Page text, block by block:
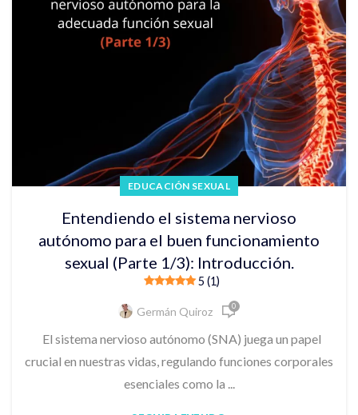
EDUCACIÓN SEXUAL
Entendiendo el sistema nervioso
autónomo para el buen funcionamiento
sexual (Parte 1/3): Introducción.
5 (1)
Germán Quiroz 0
El sistema nervioso autónomo (SNA) juega un papel
crucial en nuestras vidas, regulando funciones corporales
esenciales como la ...